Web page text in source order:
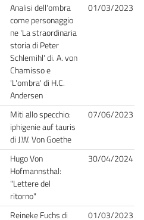
Analisi dell'ombra
come personaggio
ne 'La straordinaria
storia di Peter
Schlemihl' di. A. von
Chamisso e
'L'ombra' di H.C.
Andersen
01/03/2023
Miti allo specchio:
iphigenie auf tauris
di J.W. Von Goethe
07/06/2023
Hugo Von
Hofmannsthal:
"Lettere del
ritorno"
30/04/2024
Reineke Fuchs di
01/03/2023